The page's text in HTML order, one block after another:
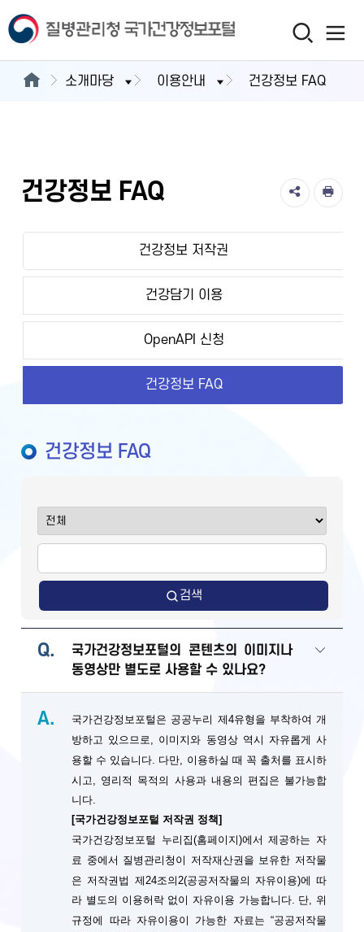
소개마당 이용안내 건강정보 FAQ
건강정보 FAQ
건강정보 저작권
건강담기 이용
OpenAPI 신청
건강정보 FAQ
건강정보 FAQ
검색
Q.
국가건강정보포털의 콘텐츠의 이미지나
동영상만 별도로 사용할 수 있나요?
A.
국가건강정보포털은 공공누리 제4유형을 부착하여 개
방하고 있으므로, 이미지와 동영상 역시 자유롭게 사
용할 수 있습니다. 다만, 이용하실 때 꼭 출처를 표시하
시고, 영리적 목적의 사용과 내용의 편집은 불가능합
니다.
[국가건강정보포털 저작권 정책]
국가건강정보포털 누리집(홈페이지)에서 제공하는 자
료 중에서 질병관리청이 저작재산권을 보유한 저작물
은 저작권법 제24조의2(공공저작물의 자유이용)에 따
라 별도의 이용허락 없이 자유이용 가능합니다. 단, 위
규정에 따라 자유이용이 가능한 자료는 “공공저작물